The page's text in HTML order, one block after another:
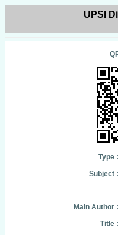
UPSI
Type :
Subject :
Main Author :
Title :